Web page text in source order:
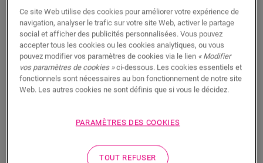
RECHERCHER
Fonctionnalités du produit
Pour l’entretien en profondeur et la réparation parfaite de
Informations techniques
Ce site Web utilise des cookies pour améliorer votre expérience de
navigation, analyser le trafic sur votre site Web, activer le partage
social et afficher des publicités personnalisées. Vous pouvez
accepter tous les cookies ou les cookies analytiques, ou vous
pouvez modifier vos paramètres de cookies via le lien « Modifier
vos paramètres de cookies »ci-dessous. Les cookies essentiels et
fonctionnels sont nécessaires au bon fonctionnement de notre site
Web. Les autres cookies ne sont définis que si vous le décidez.
PARAMÈTRES DES COOKIES
TOUT REFUSER